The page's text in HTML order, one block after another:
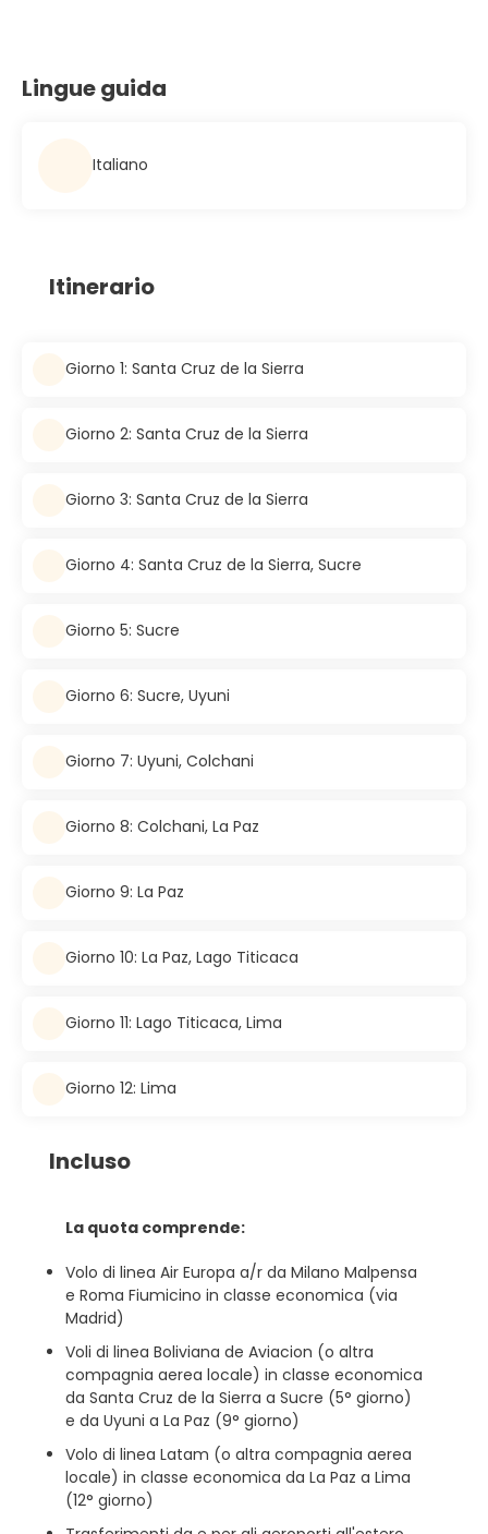
Lingue guida
Italiano
Itinerario
Giorno 1: Santa Cruz de la Sierra
Giorno 2: Santa Cruz de la Sierra
Giorno 3: Santa Cruz de la Sierra
Giorno 4: Santa Cruz de la Sierra, Sucre
Giorno 5: Sucre
Giorno 6: Sucre, Uyuni
Giorno 7: Uyuni, Colchani
Giorno 8: Colchani, La Paz
Giorno 9: La Paz
Giorno 10: La Paz, Lago Titicaca
Giorno 11: Lago Titicaca, Lima
Giorno 12: Lima
Incluso
La quota comprende:
Volo di linea Air Europa a/r da Milano Malpensa
e Roma Fiumicino in classe economica (via
Madrid)
Voli di linea Boliviana de Aviacion (o altra
compagnia aerea locale) in classe economica
da Santa Cruz de la Sierra a Sucre (5° giorno)
e da Uyuni a La Paz (9° giorno)
Volo di linea Latam (o altra compagnia aerea
locale) in classe economica da La Paz a Lima
(12° giorno)